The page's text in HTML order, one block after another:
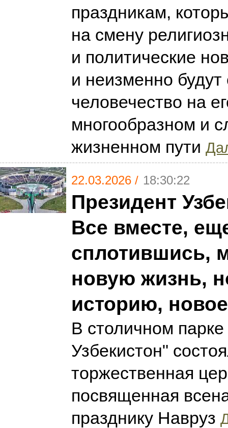
праздникам,
на смену
и политические
и неизменно
человечество на
многообразном и
жизненном пути
22.03.2026 / 18:30:22
Президент
Все вместе,
сплотившись,
новую жизнь,
историю,
В столичном
Узбекистон"
торжественная
посвященная
празднику Навруз